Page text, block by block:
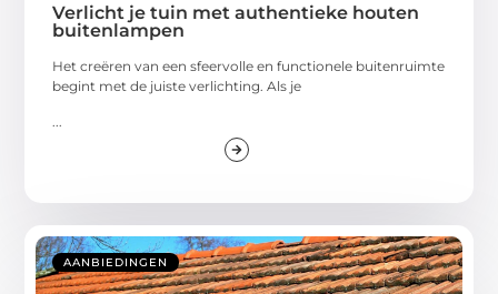
Verlicht je tuin met authentieke houten
buitenlampen
Het creëren van een sfeervolle en functionele buitenruimte
begint met de juiste verlichting. Als je
...
AANBIEDINGEN